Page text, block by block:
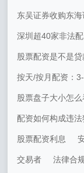
东吴证券收购东
深圳超40家非法
股票配资是不是
按天/按月配资：
股票盘子大小怎
配资如何构成违
股票配资利息
交易者 法律合